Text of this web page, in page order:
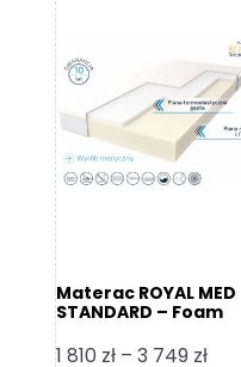
119
do
11
Materac ROYAL MED
STANDARD – Foam
1 810 zł – 3 749 zł